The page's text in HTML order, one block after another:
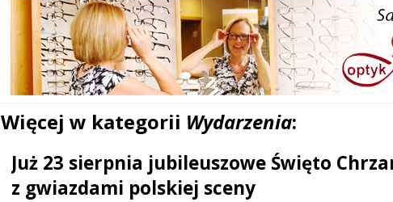
Więcej w kategorii Wydarzenia:
Już 23 sierpnia jubileuszowe Święto
z gwiazdami polskiej sceny